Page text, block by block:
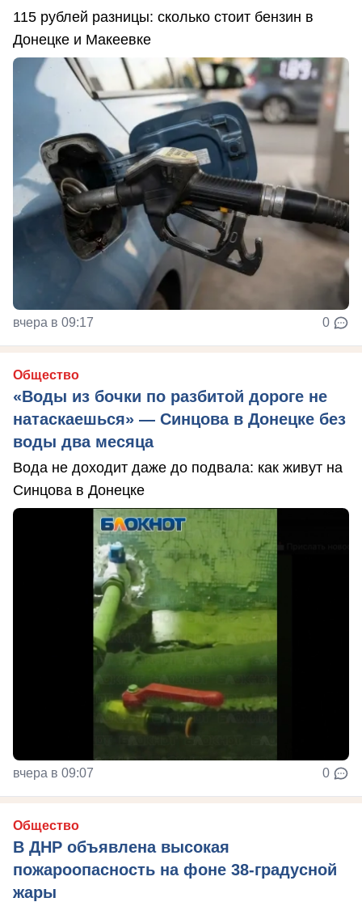
115 рублей разницы: сколько стоит бензин в
Донецке и Макеевке
вчера в 09:17 0
Общество
«Воды из бочки по разбитой дороге не
натаскаешься» — Синцова в Донецке без
воды два месяца
Вода не доходит даже до подвала: как живут на
Синцова в Донецке
вчера в 09:07 0
Общество
В ДНР объявлена высокая
пожароопасность на фоне 38-градусной
жары